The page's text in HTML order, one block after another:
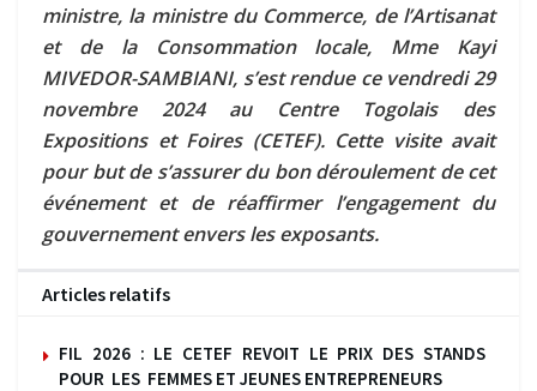
ministre, la ministre du Commerce, de l’Artisanat
et de la Consommation locale, Mme Kayi
MIVEDOR-SAMBIANI, s’est rendue ce vendredi 29
novembre 2024 au Centre Togolais des
Expositions et Foires (CETEF). Cette visite avait
pour but de s’assurer du bon déroulement de cet
événement et de réaffirmer l’engagement du
gouvernement envers les exposants.
Articles relatifs
FIL 2026 : LE CETEF REVOIT LE PRIX DES STANDS
POUR LES FEMMES ET JEUNES ENTREPRENEURS